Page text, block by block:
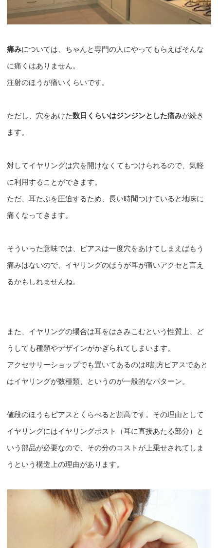
痛みについては、ちゃんと専門の人にやってもらえばそんな
に痛くはありません。
注射のほうが痛いくらいです。
ただし、穴をあけた数日くらいはジンジンとした痛みが続き
ます。
対してイヤリングは穴を開けなくてもつけられるので、気軽
に利用することができます。
ただ、耳たぶを圧迫するため、長い時間つけていると地味に
痛くなってきます。
そういった意味では、ピアスは一度穴をあけてしまえばもう
痛みはないので、イヤリングのほうが耳が痛いアクセと言え
るかもしれませんね。
また、イヤリングの場合は耳をはさみこむという性質上、ど
うしても種類やデザインがかぎられてしまいます。
アクセサリーショップでも置いてあるのは8割方ピアスであと
はイヤリングが数種類、というのが一般的なパターン。
値段のほうもピアスとくらべると割高です。その理由として
イヤリングにはイヤリングポスト（耳に直接あたる部分）と
いう部品が必要なので、その分のコストが上乗せされてしま
うという構造上の理由があります。